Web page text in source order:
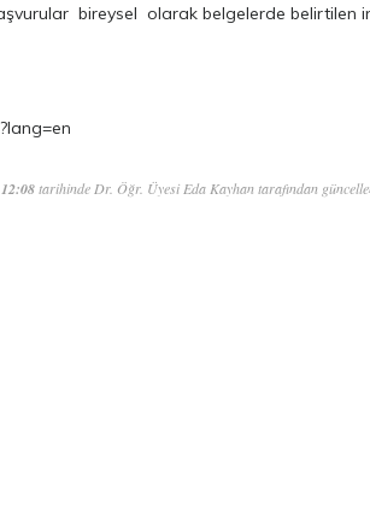
bireysel olarak belgelerde belirtilen
tarihinde Dr. Öğr. Üyesi Eda Kayhan tarafından